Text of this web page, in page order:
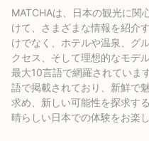
MATCHAは、日本の観光に関
けて、さまざまな情報を紹介
けでなく、ホテルや温泉、グ
クセス、そして理想的なモデ
最大10言語で網羅されていま
語で掲載されており、新鮮で
求め、新しい可能性を探求す
晴らしい日本での体験をお楽